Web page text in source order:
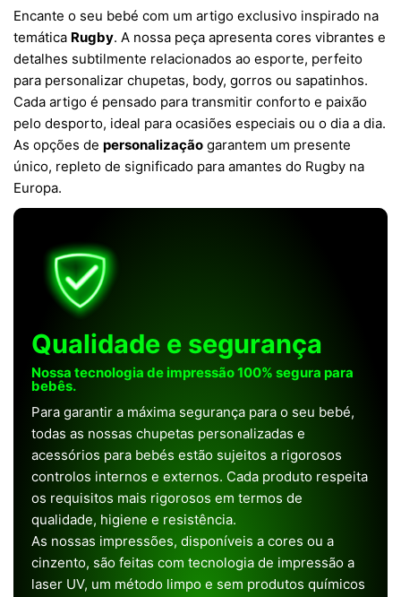
Encante o seu bebé com um artigo exclusivo inspirado na
temática Rugby. A nossa peça apresenta cores vibrantes e
detalhes subtilmente relacionados ao esporte, perfeito
para personalizar chupetas, body, gorros ou sapatinhos.
Cada artigo é pensado para transmitir conforto e paixão
pelo desporto, ideal para ocasiões especiais ou o dia a dia.
As opções de personalização garantem um presente
único, repleto de significado para amantes do Rugby na
Europa.
Qualidade e segurança
Nossa tecnologia de impressão 100% segura para
bebês.
Para garantir a máxima segurança para o seu bebé,
todas as nossas chupetas personalizadas e
acessórios para bebés estão sujeitos a rigorosos
controlos internos e externos. Cada produto respeita
os requisitos mais rigorosos em termos de
qualidade, higiene e resistência.
As nossas impressões, disponíveis a cores ou a
cinzento, são feitas com tecnologia de impressão a
laser UV, um método limpo e sem produtos químicos